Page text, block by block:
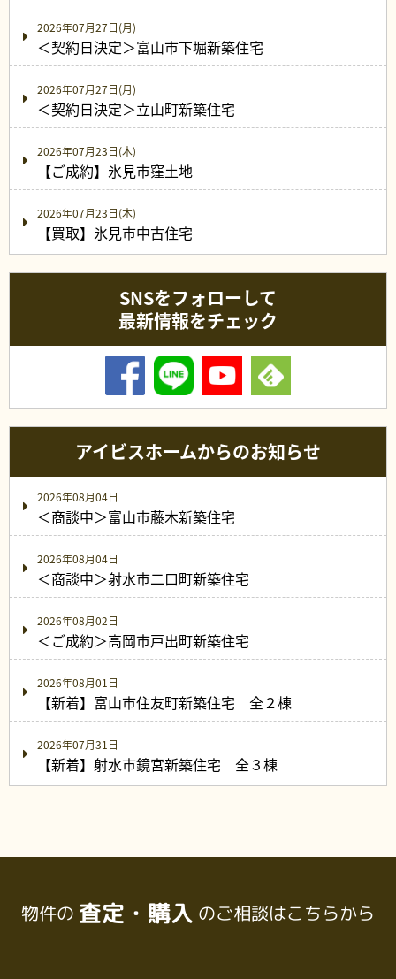
2026年07月27日(月)
＜契約日決定＞富山市下堀新築住宅
2026年07月27日(月)
＜契約日決定＞立山町新築住宅
2026年07月23日(木)
【ご成約】氷見市窪土地
2026年07月23日(木)
【買取】氷見市中古住宅
SNSをフォローして
最新情報をチェック
アイビスホームからのお知らせ
2026年08月04日
＜商談中＞富山市藤木新築住宅
2026年08月04日
＜商談中＞射水市二口町新築住宅
2026年08月02日
＜ご成約＞高岡市戸出町新築住宅
2026年08月01日
【新着】富山市住友町新築住宅 全２棟
2026年07月31日
【新着】射水市鏡宮新築住宅 全３棟
物件の 査定・購入 のご相談はこちらから